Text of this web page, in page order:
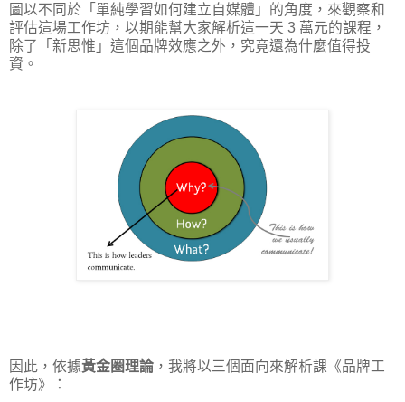
圖以不同於「單純學習如何建立自媒體」的角度，來觀察和
評估這場工作坊，以期能幫大家解析這一天 3 萬元的課程，
除了「新思惟」這個品牌效應之外，究竟還為什麼值得投
資。
因此，依據黃金圈理論 ，我將以三個面向來解析課《品牌工
作坊》：